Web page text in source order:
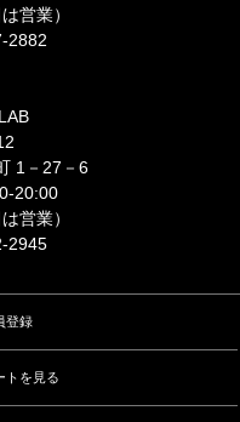
営業）
2882
1－27－6
20:00
営業）
2945
登録
トを見る